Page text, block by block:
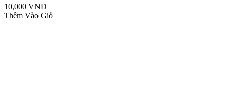
10,000 VND
Thêm Vào Giỏ